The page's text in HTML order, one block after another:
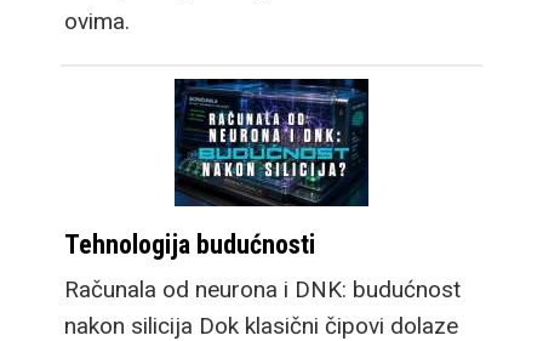
ovima.
Tehnologija budućnosti
Računala od neurona i DNK: budućnost
nakon silicija Dok klasični čipovi dolaze